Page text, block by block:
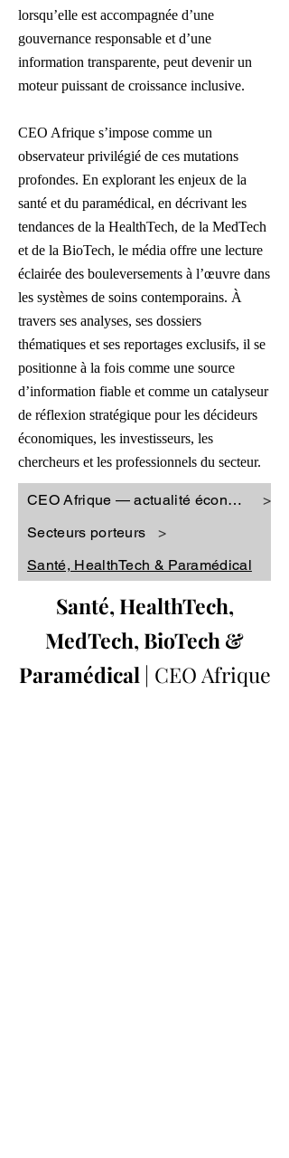
lorsqu’elle est accompagnée d’une
gouvernance responsable et d’une
information transparente, peut devenir un
moteur puissant de croissance inclusive.
CEO Afrique s’impose comme un
observateur privilégié de ces mutations
profondes. En explorant les enjeux de la
santé et du paramédical, en décrivant les
tendances de la HealthTech, de la MedTech
et de la BioTech, le média offre une lecture
éclairée des bouleversements à l’œuvre dans
les systèmes de soins contemporains. À
travers ses analyses, ses dossiers
thématiques et ses reportages exclusifs, il se
positionne à la fois comme une source
d’information fiable et comme un catalyseur
de réflexion stratégique pour les décideurs
économiques, les investisseurs, les
chercheurs et les professionnels du secteur.
CEO Afrique — actualité économique
>
Secteurs porteurs
>
Santé, HealthTech & Paramédical
Santé, HealthTech,
MedTech, BioTech &
Paramédical | CEO Afrique